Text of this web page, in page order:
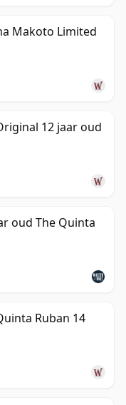
Makoto Limited
12 jaar oud
oud The Quinta
Ruban 14